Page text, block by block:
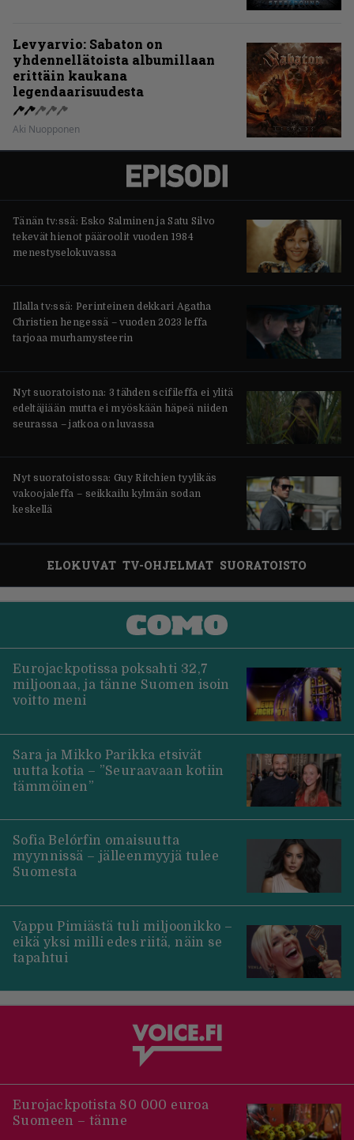
Levyarvio: Sabaton on
yhdennellätoista albumillaan
erittäin kaukana
legendaarisuudesta
Aki Nuopponen
Tänän tv:ssä: Esko Salminen ja Satu Silvo
tekevät hienot pääroolit vuoden 1984
menestyselokuvassa
Illalla tv:ssä: Perinteinen dekkari Agatha
Christien hengessä – vuoden 2023 leffa
tarjoaa murhamysteerin
Nyt suoratoistona: 3 tähden scifileffa ei ylitä
edeltäjiään mutta ei myöskään häpeä niiden
seurassa – jatkoa on luvassa
Nyt suoratoistossa: Guy Ritchien tyylikäs
vakoojaleffa – seikkailu kylmän sodan
keskellä
ELOKUVAT TV-OHJELMAT SUORATOISTO
Eurojackpotissa poksahti 32,7
miljoonaa, ja tänne Suomen isoin
voitto meni
Sara ja Mikko Parikka etsivät
uutta kotia – ”Seuraavaan kotiin
tämmöinen”
Sofia Belórfin omaisuutta
myynnissä – jälleenmyyjä tulee
Suomesta
Vappu Pimiästä tuli miljoonikko –
eikä yksi milli edes riitä, näin se
tapahtui
Eurojackpotista 80 000 euroa
Suomeen – tänne